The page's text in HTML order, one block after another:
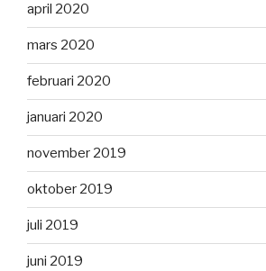
april 2020
mars 2020
februari 2020
januari 2020
november 2019
oktober 2019
juli 2019
juni 2019